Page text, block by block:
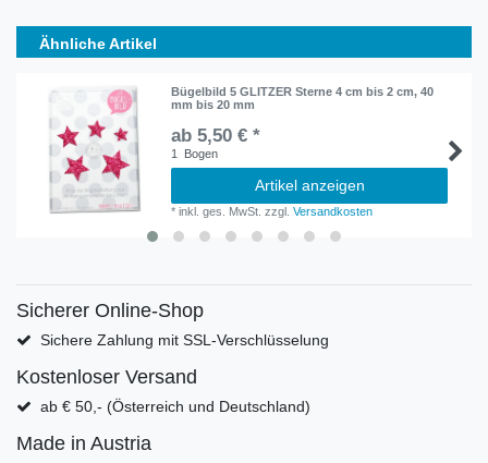
Ähnliche Artikel
Bügelbild 5 GLITZER Sterne 4 cm bis 2 cm, 40
mm bis 20 mm
ab 5,50 € *
1 Bogen
Artikel anzeigen
*inkl. ges. MwSt. zzgl.Versandkosten
Sicherer Online-Shop
Sichere Zahlung mit SSL-Verschlüsselung
Kostenloser Versand
ab € 50,- (Österreich und Deutschland)
Made in Austria